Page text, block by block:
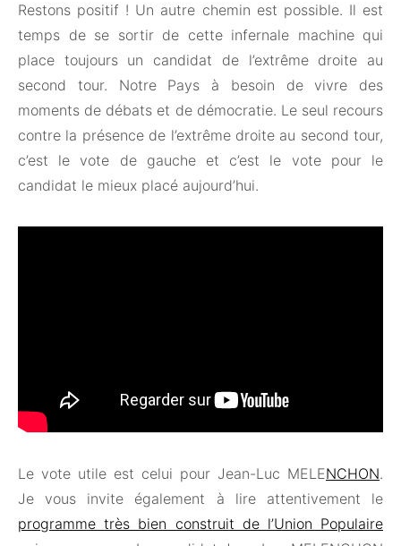
Restons positif ! Un autre chemin est possible. Il est
temps de se sortir de cette infernale machine qui
place toujours un candidat de l’extrême droite au
second tour. Notre Pays à besoin de vivre des
moments de débats et de démocratie. Le seul recours
contre la présence de l’extrême droite au second tour,
c’est le vote de gauche et c’est le vote pour le
candidat le mieux placé aujourd’hui.
Le vote utile est celui pour Jean-Luc MELENCHON.
Je vous invite également à lire attentivement le
programme très bien construit de l’Union Populaire